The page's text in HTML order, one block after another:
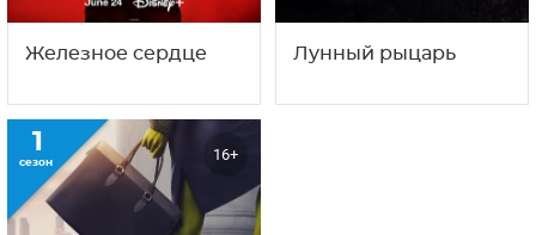
Железное сердце Лунный рыцарь
1
сезон 16+